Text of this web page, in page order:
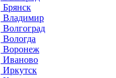
Брянск
Владимир
Волгоград
Вологда
Воронеж
Иваново
Иркутск